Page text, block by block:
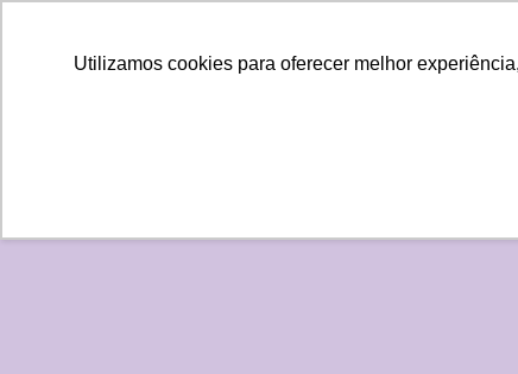
Utilizamos cookies para oferecer melhor